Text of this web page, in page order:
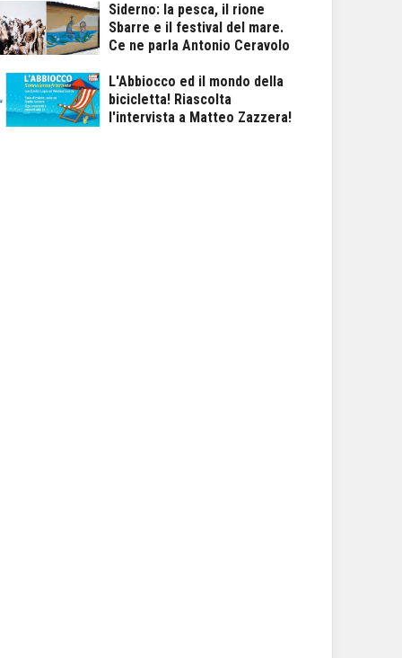
Siderno: la pesca, il rione
Sbarre e il festival del mare.
Ce ne parla Antonio Ceravolo
L'Abbiocco ed il mondo della
bicicletta! Riascolta
l'intervista a Matteo Zazzera!